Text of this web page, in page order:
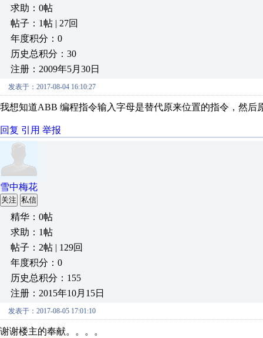
求助：0帖
帖子：1帖 | 27回
年度积分：0
历史总积分：30
注册：2009年5月30日
发表于：2017-08-04 16:10:27
我想知道ABB 编程指令输入字母是替代原来位置的指令，然
回复 引用 举报
雪中梅花
关注 私信
精华：0帖
求助：1帖
帖子：2帖 | 129回
年度积分：0
历史总积分：155
注册：2015年10月15日
发表于：2017-08-05 17:01:10
谢谢楼主的奉献。。。。